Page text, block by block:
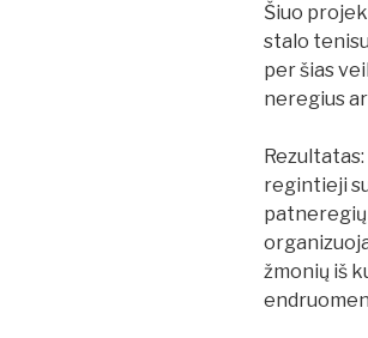
Šiuo
stalo
per šias
neregius
regintieji
patneregių
žmonių iš